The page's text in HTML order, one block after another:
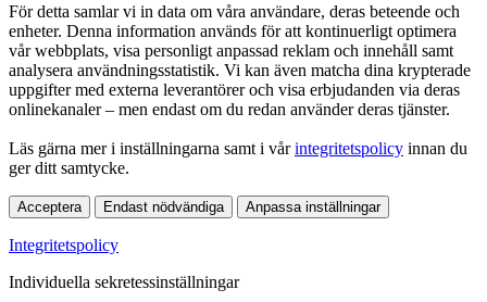
För detta samlar vi in data om våra användare, deras beteende och
enheter. Denna information används för att kontinuerligt optimera
vår webbplats, visa personligt anpassad reklam och innehåll samt
analysera användningsstatistik. Vi kan även matcha dina krypterade
uppgifter med externa leverantörer och visa erbjudanden via deras
onlinekanaler – men endast om du redan använder deras tjänster.
Läs gärna mer i inställningarna samt i vårintegritetspolicy innan du
ger ditt samtycke.
Acceptera Endast nödvändiga Anpassa inställningar
Integritetspolicy
Individuella sekretessinställningar